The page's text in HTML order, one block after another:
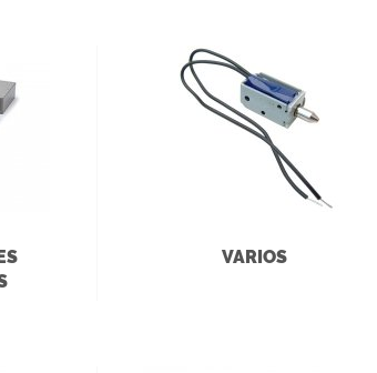
VARIOS